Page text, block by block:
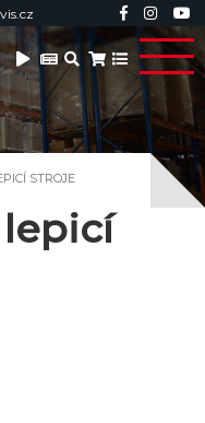
STROJE